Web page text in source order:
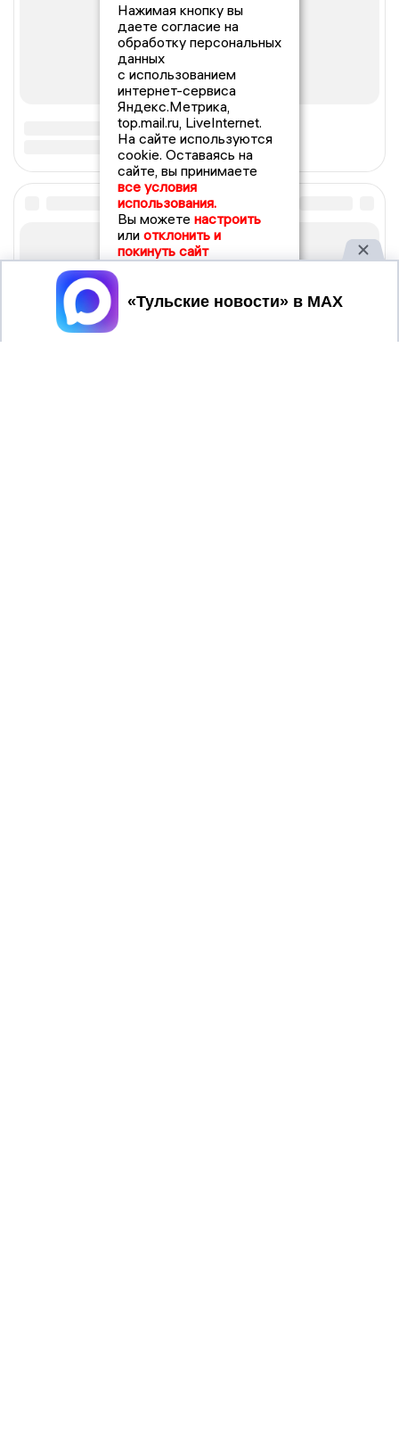
Нажимая кнопку вы
даете согласие на
обработку персональных
данных
с использованием
интернет-сервиса
Яндекс.Метрика,
top.mail.ru, LiveInternet.
На сайте используются
cookie. Оставаясь на
сайте, вы принимаете
все условия
использования.
Вы можете настроить
или отклонить и
покинуть сайт
Принять